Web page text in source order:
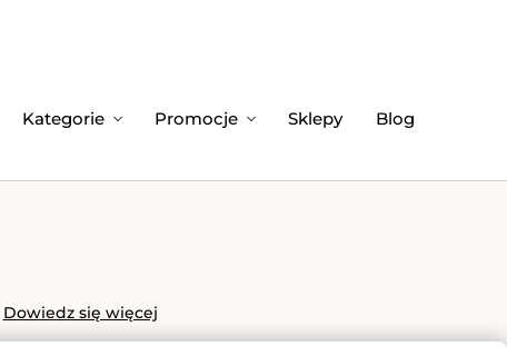
Kategorie Promocje Sklepy Blog
Dowiedz się więcej